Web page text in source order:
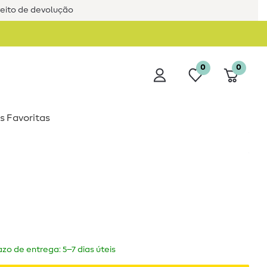
de devolução
0 0
Favoritas
de entrega: 5–7 dias úteis